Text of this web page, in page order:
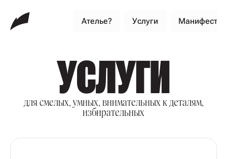
Ателье? Услуги Манифест
УСЛУГИ
для смелых, умных, внимательных к деталям,
избирательных